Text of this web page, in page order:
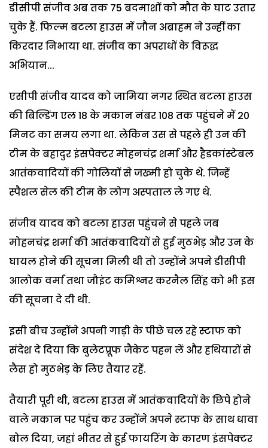
डीसीपी संजीव अब तक 75 बदमाशों को मौत के घाट उतार
चुके हैं. फिल्म बटला हाउस में जौन अब्राहम ने उन्हीं का
किरदार निभाया था. संजीव का अपराधों के विरूद्ध
अभियान...
एसीपी संजीव यादव को जामिया नगर स्थित बटला हाउस
की बिल्डिंग एल 18 के मकान नंबर 108 तक पहुंचने में 20
मिनट का समय लगा था. लेकिन उस से पहले ही उन की
टीम के बहादुर इंसपेक्टर मोहनचंद्र शर्मा और हैडकांस्टेबल
आतंकवादियों की गोलियों से जख्मी हो चुके थे. जिन्हें
स्पैशल सेल की टीम के लोग अस्पताल ले गए थे.
संजीव यादव को बटला हाउस पहुंचने से पहले जब
मोहनचंद्र शर्मा की आतंकवादियों से हुई मुठभेड़ और उन के
घायल होने की सूचना मिली थी तो उन्होंने अपने डीसीपी
आलोक वर्मा तथा जौइंट कमिश्नर करनैल सिंह को भी इस
की सूचना दे दी थी.
इसी बीच उन्होंने अपनी गाड़ी के पीछे चल रहे स्टाफ को
संदेश दे दिया कि बुलेटप्रूफ जैकेट पहन लें और हथियारों से
लैस हो मुठभेड़ के लिए तैयार रहें.
तैयारी पूरी थी, बटला हाउस में आतंकवादियों के छिपे होने
वाले मकान पर पहुंच कर उन्होंने अपने स्टाफ के साथ धावा
बोल दिया, जहां भीतर से हुई फायरिंग के कारण इंसपेक्टर